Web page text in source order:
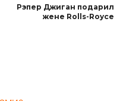
Рэпер Джиган подарил
жене Rolls-Royce